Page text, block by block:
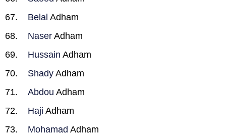
Belal Adham
Naser Adham
Hussain Adham
Shady Adham
Abdou Adham
Haji Adham
Mohamad Adham